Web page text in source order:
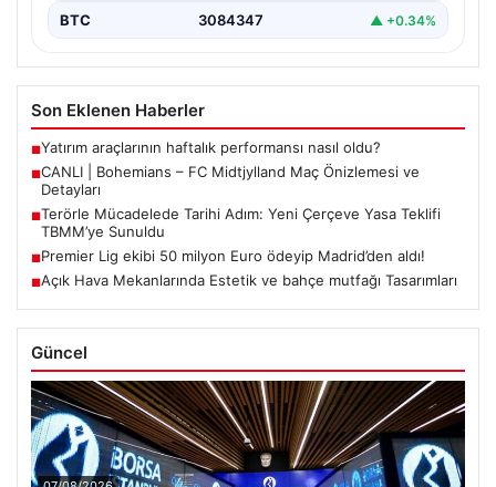
BTC 3084347 ▲ +0.34%
Son Eklenen Haberler
■Yatırım araçlarının haftalık performansı nasıl oldu?
■CANLI | Bohemians – FC Midtjylland Maç Önizlemesi ve
Detayları
■Terörle Mücadelede Tarihi Adım: Yeni Çerçeve Yasa Teklifi
TBMM’ye Sunuldu
■Premier Lig ekibi 50 milyon Euro ödeyip Madrid’den aldı!
■Açık Hava Mekanlarında Estetik ve bahçe mutfağı Tasarımları
Güncel